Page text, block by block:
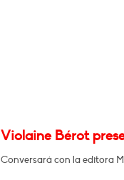
Violaine Bérot
Conversará con la editora